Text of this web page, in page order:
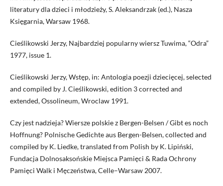
literatury dla dzieci i młodzieży, S. Aleksandrzak (ed.), Nasza
Księgarnia, Warsaw 1968.
Cieślikowski Jerzy, Najbardziej popularny wiersz Tuwima, “Odra”
1977, issue 1.
Cieślikowski Jerzy, Wstęp, in: Antologia poezji dziecięcej, selected
and compiled by J. Cieślikowski, edition 3 corrected and
extended, Ossolineum, Wroclaw 1991.
Czy jest nadzieja? Wiersze polskie z Bergen-Belsen / Gibt es noch
Hoffnung? Polnische Gedichte aus Bergen-Belsen, collected and
compiled by K. Liedke, translated from Polish by K. Lipiński,
Fundacja Dolnosaksońskie Miejsca Pamięci & Rada Ochrony
Pamięci Walk i Męczeństwa, Celle–Warsaw 2007.